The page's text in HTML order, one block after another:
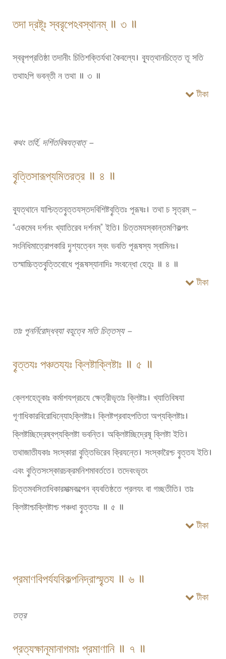
তদা দ্রষ্টূঃ স্বরৃপেঽবস্থানম্ ॥ ৩ ॥
স্বরৃপপ্রতিষ্ঠা তদানীং চিতিশক্তির্যথা কৈবল্যে। ব্যূত্থানচিত্তে তূ সতি
তথাঽপি ভবন্তী ন তথা ॥ ৩ ॥
টীকা
কথং তর্হি, দর্শিতবিষযত্বাত্ –
বৄত্তিসারূপ্যমিতরত্র ॥ ৪ ॥
ব্যূত্থানে যাশ্চিত্তবৄত্তযস্তদবিশিষ্টবৄত্তিঃ পূরূষঃ। তথা চ সৃত্রম্ –
“একমেব দর্শনং খ্যাতিরেব দর্শনম্” ইতি। চিত্তমযস্কান্তমণিকল্পং
সংনিধিমাত্রোপকারি দৄশ্যত্বেন স্বং ভবতি পূরূষস্য স্বামিনঃ।
তস্মাচ্চিত্তবৄত্তিবোধে পূরূষস্যানাদিঃ সংবন্ধো হেতূঃ ॥ ৪ ॥
টীকা
তাঃ পূনর্নিরোদ্ধব্যা বহূত্বে সতি চিত্তস্য –
বৄত্তযঃ পঞ্চতয্যঃ ক্লিষ্টাক্লিষ্টাঃ ॥ ৫ ॥
ক্লেশহেতূকাঃ কর্মাশযপ্রচযে ক্ষেত্রীভৃতাঃ ক্লিষ্টাঃ। খ্যাতিবিষযা
গূণাধিকারবিরোধিন্যোঽক্লিষ্টাঃ। ক্লিষ্টপ্রবাহপতিতা অপ্যক্লিষ্টাঃ।
ক্লিষ্টচ্ছিদ্রেষ্বপ্যক্লিষ্টা ভবন্তি। অক্লিষ্টচ্ছিদ্রেষূ ক্লিষ্টা ইতি।
তথাজাতীযকাঃ সংস্কারা বৄত্তিভিরেব ক্রিযন্তে। সংস্কারৈশ্চ বৄত্তয ইতি।
এবং বৄত্তিসংস্কারচক্রমনিশমাবর্ততে। তদেবংভৃতং
চিত্তমবসিতাধিকারমাত্মকল্পেন ব্যবতিষ্ঠতে প্রলযং বা গচ্ছতীতি। তাঃ
ক্লিষ্টাশ্চাক্লিষ্টাশ্চ পঞ্চধা বৄত্তযঃ ॥ ৫ ॥
টীকা
প্রমাণবিপর্যযবিকল্পনিদ্রাস্মৄতয ॥ ৬ ॥
টীকা
তত্র
প্রত্যক্ষানূমানাগমাঃ প্রমাণানি ॥ ৭ ॥